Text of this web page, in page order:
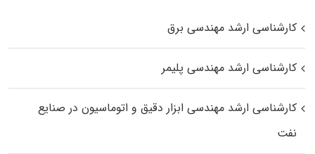
کارشناسی ارشد مهندسی برق
کارشناسی ارشد مهندسی پلیمر
کارشناسی ارشد مهندسی ابزار دقیق و اتوماسیون در صنایع
نفت